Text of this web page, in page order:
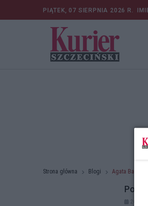
PIĄTEK, 07 SIERPNIA 2026 R.
Strona główna Blogi Agata Baryła